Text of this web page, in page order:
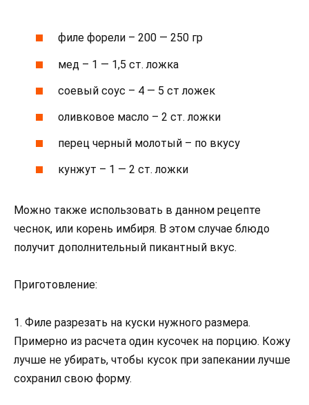
филе форели – 200 — 250 гр
мед – 1 — 1,5 ст. ложка
соевый соус – 4 — 5 ст ложек
оливковое масло – 2 ст. ложки
перец черный молотый – по вкусу
кунжут – 1 — 2 ст. ложки
Можно также использовать в данном рецепте
чеснок, или корень имбиря. В этом случае блюдо
получит дополнительный пикантный вкус.
Приготовление:
1. Филе разрезать на куски нужного размера.
Примерно из расчета один кусочек на порцию. Кожу
лучше не убирать, чтобы кусок при запекании лучше
сохранил свою форму.